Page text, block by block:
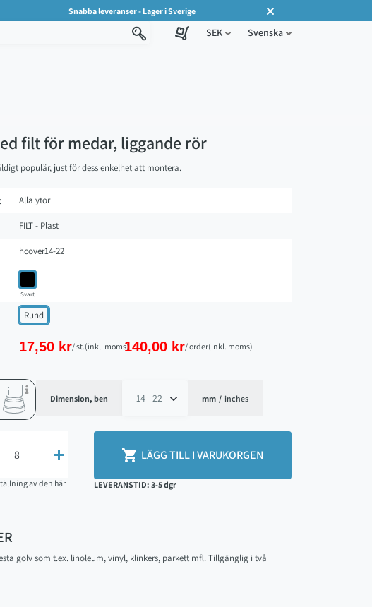
Snabba leveranser - Lager i Sverige
SEK Svenska
search
filt för medar, liggande rör
populär, just för dess enkelhet att montera.
Alla ytor
FILT - Plast
hcover14-22
Svart
Rund
17,50 kr/ st.(inkl. moms)140,00 kr/ order(inkl. moms)
Dimension, ben mm / inches

av den här
 LÄGG TILL I VARUKORGEN
LEVERANSTID: 3-5 dgr
golv som t.ex. linoleum, vinyl, klinkers, parkett mfl. Tillgänglig i två